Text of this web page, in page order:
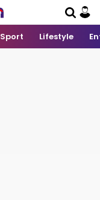
Sport Lifestyle